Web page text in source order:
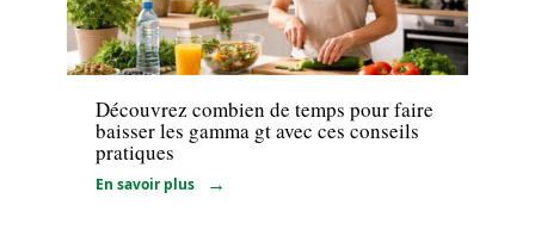
Maladie
Découvrez combien de temps pour faire
baisser les gamma gt avec ces conseils
pratiques
En savoir plus